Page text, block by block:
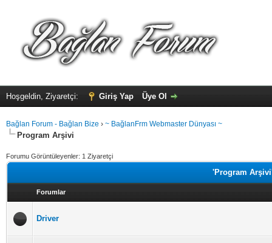
Hoşgeldin, Ziyaretçi: Giriş Yap Üye Ol
Bağlan Forum - Bağlan Bize › ~ BağlanFrm Webmaster Dünyası ~
Program Arşivi
Forumu Görüntüleyenler: 1 Ziyaretçi
'Program
Forumlar
Driver